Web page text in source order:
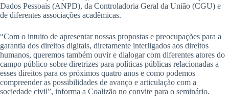
Dados Pessoais (ANPD), da Controladoria Geral da União (CGU) e
de diferentes associações acadêmicas.
“Com o intuito de apresentar nossas propostas e preocupações para a
garantia dos direitos digitais, diretamente interligados aos direitos
humanos, queremos também ouvir e dialogar com diferentes atores do
campo público sobre diretrizes para políticas públicas relacionadas a
esses direitos para os próximos quatro anos e como podemos
compreender as possibilidades de avanço e articulação com a
sociedade civil”, informa a Coalizão no convite para o seminário.